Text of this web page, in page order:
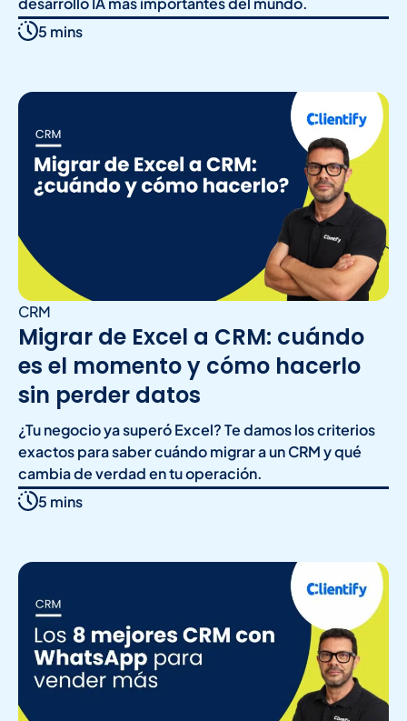
5 mins
CRM
Migrar de Excel a CRM: cuándo
es el momento y cómo hacerlo
sin perder datos
¿Tu negocio ya superó Excel? Te damos los criterios
exactos para saber cuándo migrar a un CRM y qué
cambia de verdad en tu operación.
5 mins